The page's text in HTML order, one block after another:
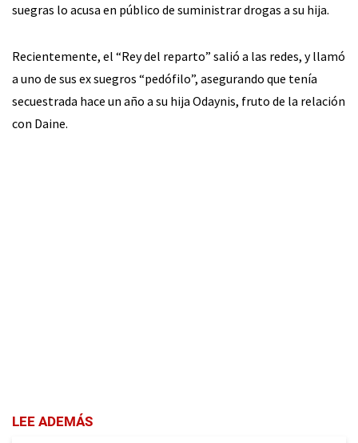
suegras lo acusa en público de suministrar drogas a su hija.
Recientemente, el “Rey del reparto” salió a las redes, y llamó
a uno de sus ex suegros “pedófilo”, asegurando que tenía
secuestrada hace un año a su hija Odaynis, fruto de la relación
con Daine.
LEE ADEMÁS